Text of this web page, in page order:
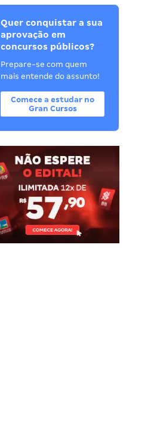
Quer conquistar a sua
aprovação em
concursos públicos?
Prepare-se com quem
mais entende do assunto!
Comece a estudar no
Gran Cursos